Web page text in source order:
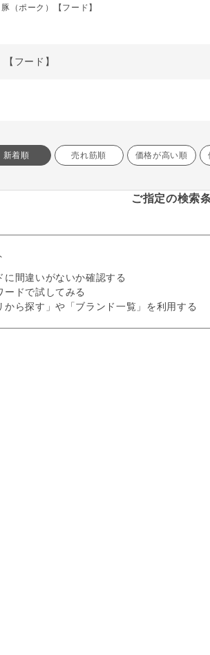
豚（ポーク）【フード】
フード】
新着順 売れ筋順 価格が高い順
ご指定の検索
に間違いがないか確認する
ードで試してみる
から探す」や「ブランド一覧」を利用する